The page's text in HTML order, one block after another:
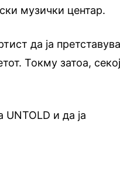
музички центар.
да ја
Токму затоа,
и да ја